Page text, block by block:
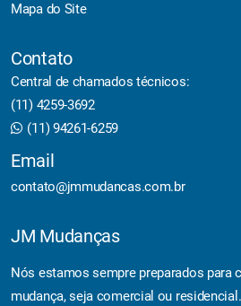
Mapa do Site
Contato
Central de chamados técnicos:
(11) 4259-3692
(11) 94261-6259
Email
contato@jmmudancas.com.br
JM Mudanças
Nós estamos sempre preparados para
mudança, seja comercial ou